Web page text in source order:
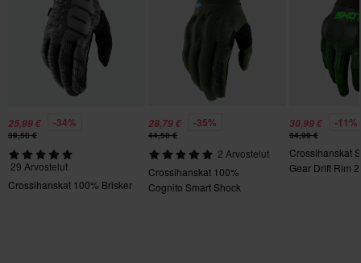
L
145 x 285 x 30 mm
XXL
135 x 180 x 25 mm
25,99 € -34%
39,50 €
29 Arvostelut
Crossihanskat 100% Brisker
28,79 € -35%
44,50 €
2 Arvostelut
Crossihanskat 100%
Cognito Smart Shock
30,99 € -11%
34,99 €
Crossihanskat
Gear Drift Rim